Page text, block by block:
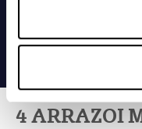
4 ARRAZOI